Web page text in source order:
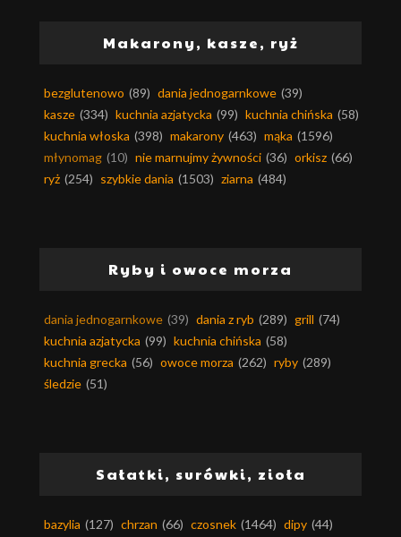
Makarony, kasze, ryż
bezglutenowo (89) dania jednogarnkowe (39)
kasze (334) kuchnia azjatycka (99) kuchnia chińska (58)
kuchnia włoska (398) makarony (463) mąka (1596)
młynomag (10) nie marnujmy żywności (36) orkisz (66)
ryż (254) szybkie dania (1503) ziarna (484)
Ryby i owoce morza
dania jednogarnkowe (39) dania z ryb (289) grill (74)
kuchnia azjatycka (99) kuchnia chińska (58)
kuchnia grecka (56) owoce morza (262) ryby (289)
śledzie (51)
Sałatki, surówki, zioła
bazylia (127) chrzan (66) czosnek (1464) dipy (44)